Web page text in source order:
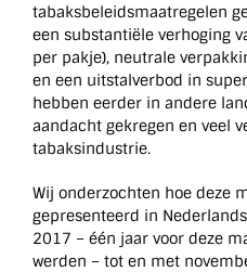
tabaksbeleidsmaatregelen
een substantiële verhoging
per pakje), neutrale
en een uitstalverbod in
hebben eerder in andere
aandacht gekregen en veel
tabaksindustrie.
Wij onderzochten hoe deze
gepresenteerd in
2017 – één jaar voor deze
werden – tot en met